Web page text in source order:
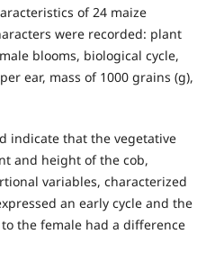
of 24 maize
were recorded: plant
blooms, biological cycle,
ear, mass of 1000 grains (g),
indicate that the vegetative
and height of the cob,
variables, characterized
an early cycle and the
the female had a difference